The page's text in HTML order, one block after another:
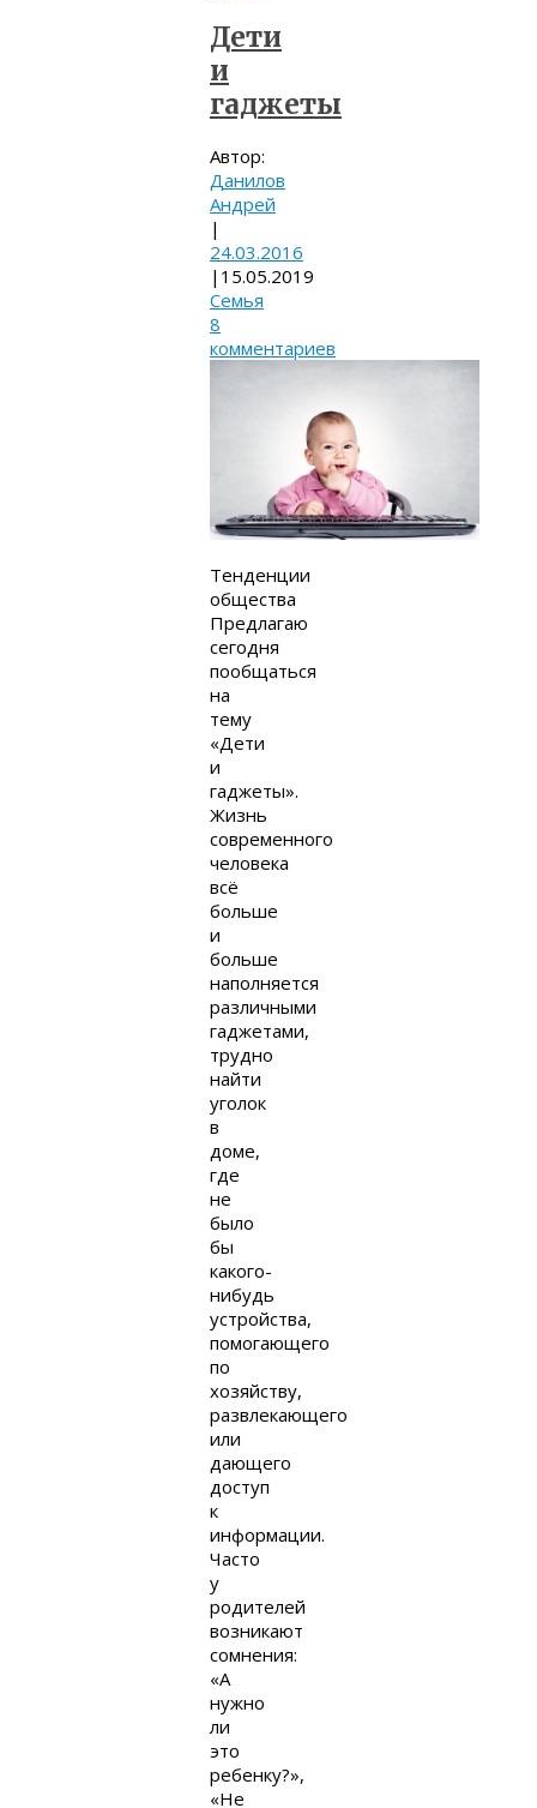
Дети
и
гаджеты
Автор:
Данилов
Андрей
|
24.03.2016
| 15.05.2019
Семья
8
комментариев
Тенденции
общества
Предлагаю
сегодня
пообщаться
на
тему
«Дети
и
гаджеты».
Жизнь
современного
человека
всё
больше
и
больше
наполняется
различными
гаджетами,
трудно
найти
уголок
в
доме,
где
не
было
бы
какого-
нибудь
устройства,
помогающего
по
хозяйству,
развлекающего
или
дающего
доступ
к
информации.
Часто
у
родителей
возникают
сомнения:
«А
нужно
ли
это
ребенку?»,
«Не